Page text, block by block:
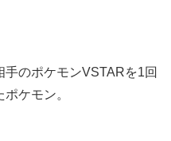
のポケモンVSTARを1回
ケモン。